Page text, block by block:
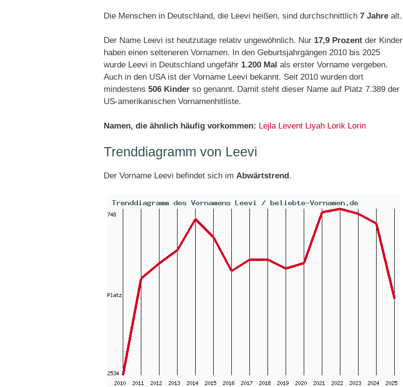
Die Menschen in Deutschland, die Leevi heißen, sind durchschnittlich 7 Jahre alt.
Der Name Leevi ist heutzutage relativ ungewöhnlich. Nur 17,9 Prozent der Kinder
haben einen selteneren Vornamen. In den Geburtsjahrgängen 2010 bis 2025
wurde Leevi in Deutschland ungefähr 1.200 Mal als erster Vorname vergeben.
Auch in den USA ist der Vorname Leevi bekannt. Seit 2010 wurden dort
mindestens 506 Kinder so genannt. Damit steht dieser Name auf Platz 7.389 der
US-amerikanischen Vornamenhitliste.
Namen, die ähnlich häufig vorkommen: Lejla Levent Liyah Lorik Lorin
Trenddiagramm von Leevi
Der Vorname Leevi befindet sich im Abwärtstrend.